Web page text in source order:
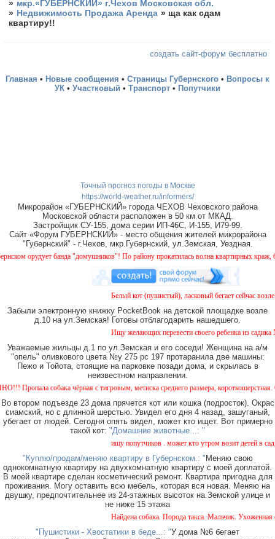
» мкр.«ГУБЕРНСКИЙ» г.Чехов Московская обл.
» Недвижимость Продажа Аренда » ща как сдам
квартиру!!
создать сайт-форум бесплатно
Главная • Новые сообщения • Страницы Губернского • Вопросы к
УК • Участковый • Транспорт • Попутчики
Точный прогноз погоды в Москве
https://world-weather.ru/informers/
Микрорайон «ГУБЕРНСКИЙ» города ЧЕХОВ Чеховского района
Московской области расположен в 50 км от МКАД.
Застройщик СУ-155, дома серии ИП-46С, И-155, И79-99.
Сайт «Форум ГУБЕРНСКИЙ» - место общения жителей микрорайона
"Губернский" - г.Чехов, мкр.Губернский, ул.Земская, Уездная.
орудует банда "домушников"! По району прокатилась волна квартирных краж,
Белый кот (пушистый), ласковый бегает сейчас
Забыли электронную книжку PocketBook на детской площадке возле
д.10 на ул.Земская! Готовы отблагодарить нашедшего.
Ищу желающих перевести своего ребенка из
Уважаемые жильцы д.1 по ул.Земская и его соседи! Женщина на а/м
"опель" оливкового цвета №у 275 рс 197 протаранила две машины:
Пежо и Тойота, стоящие на парковке позади дома, и скрылась в
неизвестном направлении.
собака чёрная с тигровым, метиска среднего размера, короткошерстная.
Во втором подъезде 23 дома прячется кот или кошка (подросток). Окрас
сиамский, но с длинной шерстью. Увидел его дня 4 назад, зашуганый,
убегает от людей. Сегодня опять видел, может кто ищет. Вот примерно
такой кот: "Домашние животные...: "
ищу попутчиков . может кто утром возит детей в сад
"Куплю/продам/меняю квартиру в Губернском.: " Меняю свою
однокомнатную квартиру на двухкомнатную квартиру с моей доплатой.
В моей квартире сделан косметический ремонт. Квартира пригодна для
проживания. Могу оставить всю мебель, которая вся новая. Меняю на
двушку, предпочтительнее из 24-этажных высоток на Земской улице и
не ниже 15 этажа
Найдена собака. Порода такса. Мальчик. Ухоженная
"Пушистики - Хвостатики в беде...: "У дома №6 бегает